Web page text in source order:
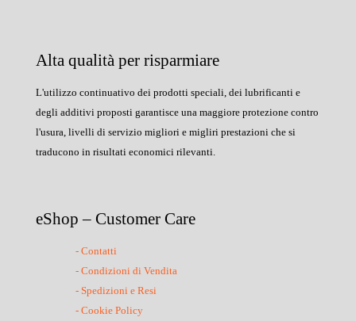
Alta qualità per risparmiare
L'utilizzo continuativo dei prodotti speciali, dei lubrificanti e
degli additivi proposti garantisce una maggiore protezione contro
l'usura, livelli di servizio migliori e migliri prestazioni che si
traducono in risultati economici rilevanti.
eShop – Customer Care
- Contatti
- Condizioni di Vendita
- Spedizioni e Resi
- Cookie Policy